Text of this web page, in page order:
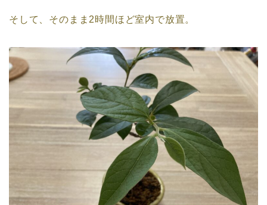
そして、そのまま2時間ほど室内で放置。